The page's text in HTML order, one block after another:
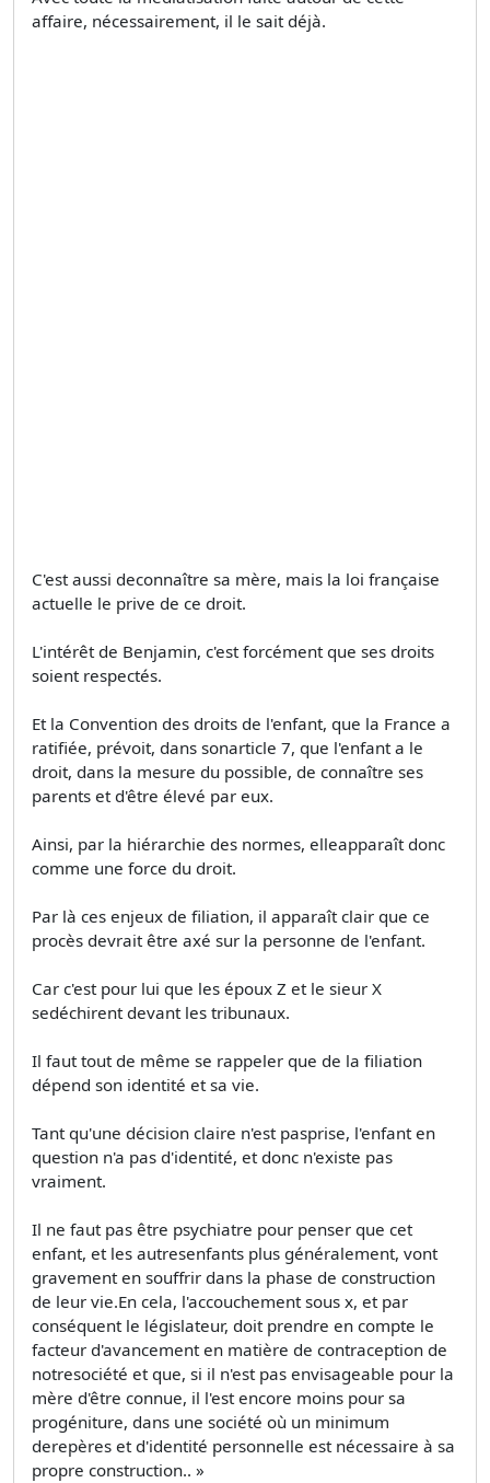
affaire, nécessairement, il le sait déjà.
C'est aussi deconnaître sa mère, mais la loi française
actuelle le prive de ce droit.
L'intérêt de Benjamin, c'est forcément que ses droits
soient respectés.
Et la Convention des droits de l'enfant, que la France a
ratifiée, prévoit, dans sonarticle 7, que l'enfant a le
droit, dans la mesure du possible, de connaître ses
parents et d'être élevé par eux.
Ainsi, par la hiérarchie des normes, elleapparaît donc
comme une force du droit.
Par là ces enjeux de filiation, il apparaît clair que ce
procès devrait être axé sur la personne de l'enfant.
Car c'est pour lui que les époux Z et le sieur X
sedéchirent devant les tribunaux.
Il faut tout de même se rappeler que de la filiation
dépend son identité et sa vie.
Tant qu'une décision claire n'est pasprise, l'enfant en
question n'a pas d'identité, et donc n'existe pas
vraiment.
Il ne faut pas être psychiatre pour penser que cet
enfant, et les autresenfants plus généralement, vont
gravement en souffrir dans la phase de construction
de leur vie.En cela, l'accouchement sous x, et par
conséquent le législateur, doit prendre en compte le
facteur d'avancement en matière de contraception de
notresociété et que, si il n'est pas envisageable pour la
mère d'être connue, il l'est encore moins pour sa
progéniture, dans une société où un minimum
derepères et d'identité personnelle est nécessaire à sa
propre construction.. »